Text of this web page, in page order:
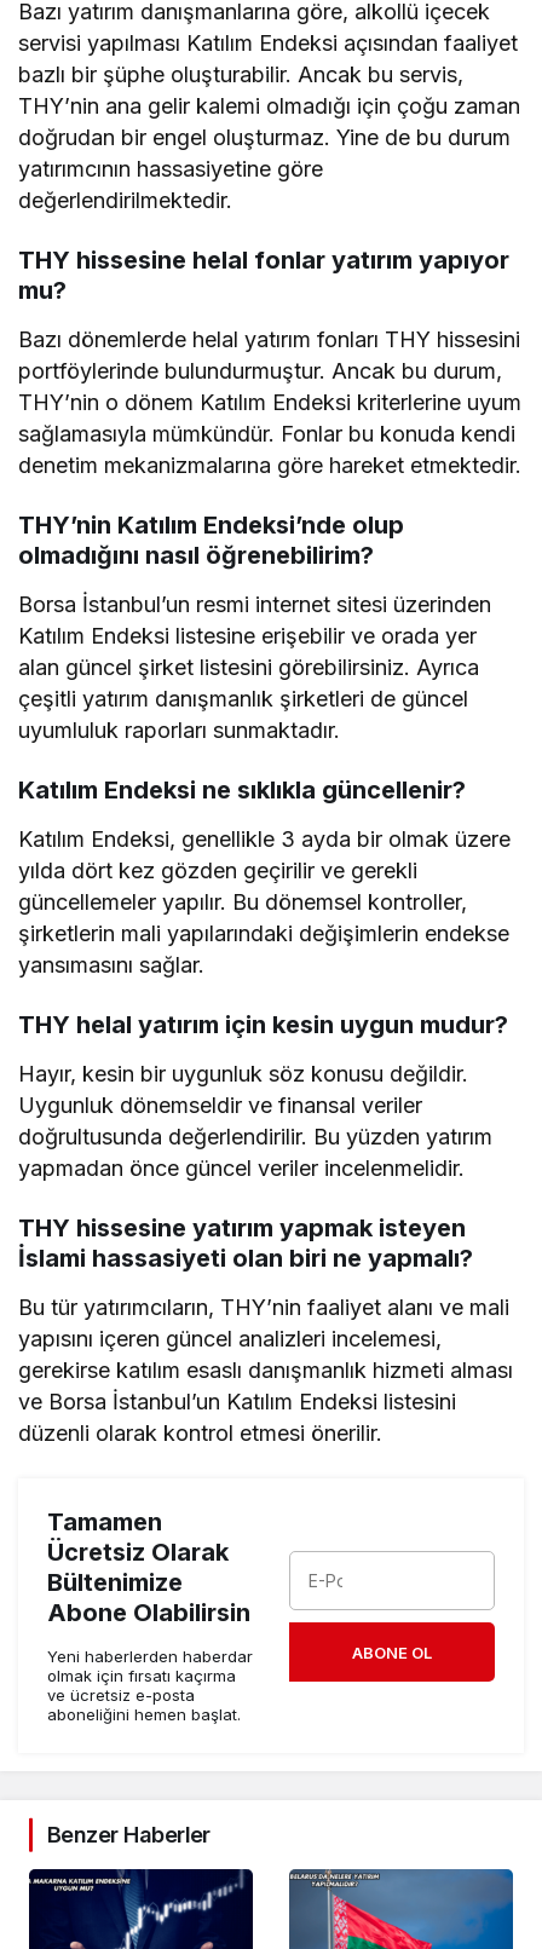
Bazı yatırım danışmanlarına göre, alkollü içecek
servisi yapılması Katılım Endeksi açısından faaliyet
bazlı bir şüphe oluşturabilir. Ancak bu servis,
THY’nin ana gelir kalemi olmadığı için çoğu zaman
doğrudan bir engel oluşturmaz. Yine de bu durum
yatırımcının hassasiyetine göre
değerlendirilmektedir.
THY hissesine helal fonlar yatırım yapıyor
mu?
Bazı dönemlerde helal yatırım fonları THY hissesini
portföylerinde bulundurmuştur. Ancak bu durum,
THY’nin o dönem Katılım Endeksi kriterlerine uyum
sağlamasıyla mümkündür. Fonlar bu konuda kendi
denetim mekanizmalarına göre hareket etmektedir.
THY’nin Katılım Endeksi’nde olup
olmadığını nasıl öğrenebilirim?
Borsa İstanbul’un resmi internet sitesi üzerinden
Katılım Endeksi listesine erişebilir ve orada yer
alan güncel şirket listesini görebilirsiniz. Ayrıca
çeşitli yatırım danışmanlık şirketleri de güncel
uyumluluk raporları sunmaktadır.
Katılım Endeksi ne sıklıkla güncellenir?
Katılım Endeksi, genellikle 3 ayda bir olmak üzere
yılda dört kez gözden geçirilir ve gerekli
güncellemeler yapılır. Bu dönemsel kontroller,
şirketlerin mali yapılarındaki değişimlerin endekse
yansımasını sağlar.
THY helal yatırım için kesin uygun mudur?
Hayır, kesin bir uygunluk söz konusu değildir.
Uygunluk dönemseldir ve finansal veriler
doğrultusunda değerlendirilir. Bu yüzden yatırım
yapmadan önce güncel veriler incelenmelidir.
THY hissesine yatırım yapmak isteyen
İslami hassasiyeti olan biri ne yapmalı?
Bu tür yatırımcıların, THY’nin faaliyet alanı ve mali
yapısını içeren güncel analizleri incelemesi,
gerekirse katılım esaslı danışmanlık hizmeti alması
ve Borsa İstanbul’un Katılım Endeksi listesini
düzenli olarak kontrol etmesi önerilir.
Tamamen
Ücretsiz Olarak
Bültenimize
Abone Olabilirsin
Yeni haberlerden haberdar
olmak için fırsatı kaçırma
ve ücretsiz e-posta
aboneliğini hemen başlat.
ABONE OL
Benzer Haberler